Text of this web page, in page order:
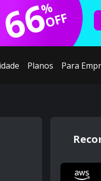
66
%
OFF
Planos Para